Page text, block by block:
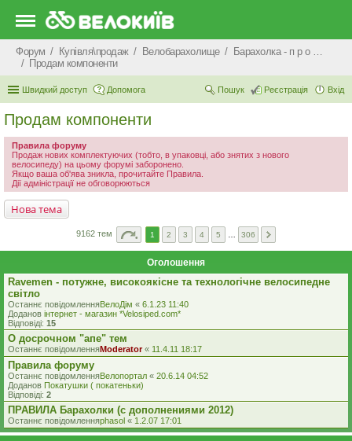
Форум Купівля\продаж Велобарахолище
Барахолка - п р о д а ж
Продам компоненти
Швидкий доступ Допомога Вхід
Реєстрація
Пошук
Продам компоненти
Правила форуму
Продаж нових комплектуючих (тобто, в упаковці, або знятих з нового
велосипеду) на цьому форумі заборонено.
Якщо ваша об'ява зникла, прочитайте Правила.
Дії адміністрації не обговорюються
Нова тема
9162 тем 1 2 3 4 5 306
Оголошення
Ravemen - потужне, високоякісне та технологічне велосипедне
світло
Останнє повідомленняВелоДім « 6.1.23 11:40
Доданов iнтернет - магазин *Velosiped.com*
Відповіді: 15
О досрочном "апе" тем
Останнє повідомленняModerator« 11.4.11 18:17
Правила форуму
Останнє повідомленняВелопортал « 20.6.14 04:52
Доданов Покатушки ( покатеньки)
Відповіді: 2
ПРАВИЛА Барахолки (с дополнениями 2012)
Останнє повідомленняphasol « 1.2.07 17:01